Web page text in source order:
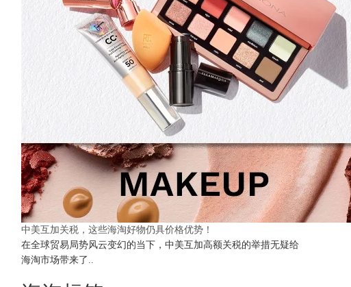
中美互加关税，这些海淘好物仍具价格优势！
在全球贸易局势风云变幻的当下，中美互加高额关税的举措无疑给
海淘市场带来了..